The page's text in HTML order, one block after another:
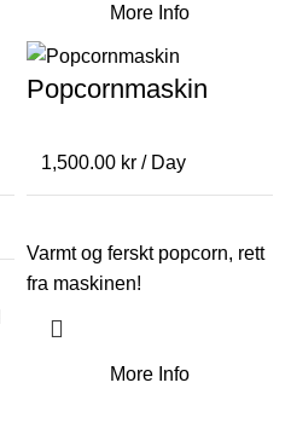
More Info
Popcornmaskin
1,500.00 kr / Day
Varmt og ferskt popcorn, rett
fra maskinen!
More Info